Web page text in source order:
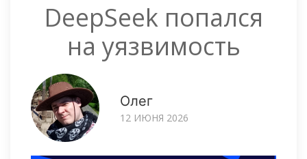
DeepSeek попался
на уязвимость
Олег
12 ИЮНЯ 2026